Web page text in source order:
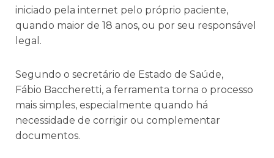
iniciado pela internet pelo próprio paciente,
quando maior de 18 anos, ou por seu responsável
legal.
Segundo o secretário de Estado de Saúde,
Fábio Baccheretti, a ferramenta torna o processo
mais simples, especialmente quando há
necessidade de corrigir ou complementar
documentos.